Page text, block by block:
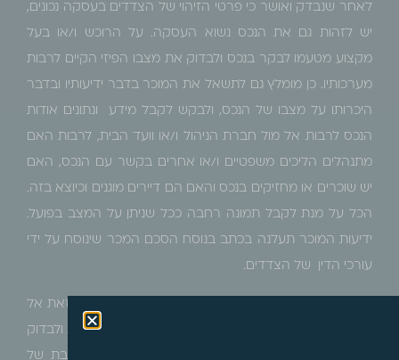
לאחר שנבדק ואושר כי פרטי הזיהוי של הצדדים בעסקה נכונים,
יש לזהות גם את הנכס נשוא העסקה. על הרוכש ו/או בעל
מקצוע מטעמו לבקר בנכס ולבדוק את מצבו הפיזי הקיים לרבות
מערכותיו. כן מומלץ גם לתשאל את המוכר בדבר ידיעותיו ובדבר
היכרותו על מצבו של הנכס, ולבקש לקבל מידע ונתונים אודות
הנכס לרבות אל מול חברת הניהול ו/או וועד הבית, לרבות האם
מתנהלים הליכים משפטיים ו/או אחרים בקשר עם הנכס, האם
יש שוכרים או מחזיקים בנכס והאם הם דיירים מוגנים וכיוצא בזה.
הכל על מנת לקבל תמונה רחבה ככל שניתן על המצב בפועל.
ידיעות המוכר תעלנה בכתב בנוסח הסכם המכר שינוסח על ידי
עורכי הדין של הצדדים.
לאחר שהתקבל רקע על מצב הנכס בפועל, יש לאמת זאת אל
מיקום הבניין לפי הכתובת ולבדוק
את הגוש והחלקה שלו ולאשר כי הם מתאימים לכתובת של